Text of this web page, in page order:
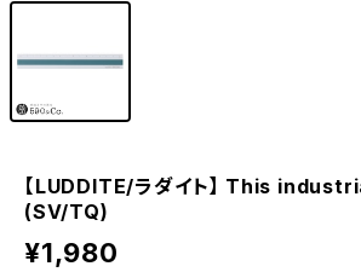
【LUDDITE/ラダイト】 This
(SV/TQ)
¥1,980